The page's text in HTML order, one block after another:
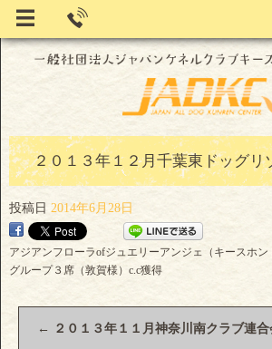
２０１３年１２月千葉東ドッグリ
投稿日 2014年6月28日
アジアンフローラofジュエリーアンジェ（キースホン
グループ３席（敦賀様）c.c獲得
← ２０１３年１１月神奈川南クラブ連